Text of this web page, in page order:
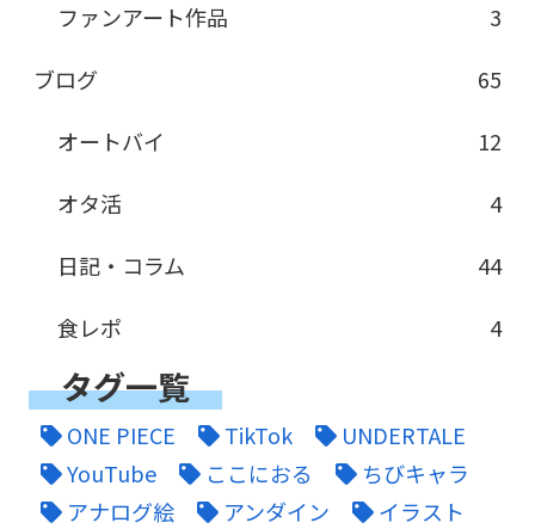
ファンアート作品
3
ブログ
65
オートバイ
12
オタ活
4
日記・コラム
44
食レポ
4
タグ一覧
ONE PIECE TikTok
UNDERTALE
YouTube
ここにおる
ちびキャラ
アナログ絵
アンダイン
イラスト